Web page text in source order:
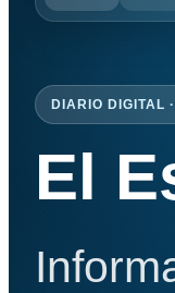
DIARIO DIGITAL
El